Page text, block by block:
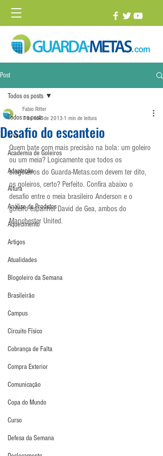
Post
Todos os posts
1 vs. 1
Academia de Goleiros
Adaptação
Altura
Análise de Produtos
Aquecimento
Artigos
Atualidades
Blogoleiro da Semana
Brasileirão
Campus
Circuito Físico
Cobrança de Falta
Compra Exterior
Comunicação
Copa do Mundo
Curso
Defesa da Semana
Todos os posts
Desafio do escanteio
Fabio Ritter
7 de nov. de 2013 1 min de leitura
Quem bate com mais precisão na bola: um goleiro
ou um meia? Logicamente que todos os
blogoleiros do Guarda-Metas.com devem ter dito,
os goleiros, certo? Perfeito. Confira abaixo o
desafio entre o meia brasileiro Anderson e o
goleiro espanhol David de Gea, ambos do
Manchester United.